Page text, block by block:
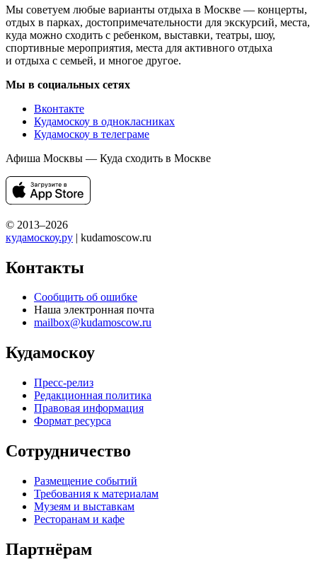
Мы советуем любые варианты отдыха в Москве — концерты,
отдых в парках, достопримечательности для экскурсий, места,
куда можно сходить с ребенком, выставки, театры, шоу,
спортивные мероприятия, места для активного отдыха
и отдыха с семьей, и многое другое.
Мы в социальных сетях
Вконтакте
Кудамоскоу в однокласниках
Кудамоскоу в телеграме
Афиша Москвы — Куда сходить в Москве
© 2013–2026
кудамоскоу.ру | kudamoscow.ru
Контакты
Сообщить об ошибке
Наша электронная почта
mailbox@kudamoscow.ru
Кудамоскоу
Пресс-релиз
Редакционная политика
Правовая информация
Формат ресурса
Сотрудничество
Размещение событий
Требования к материалам
Музеям и выставкам
Ресторанам и кафе
Партнёрам